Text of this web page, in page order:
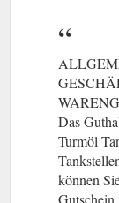
Das
Turmöl
können
Gutschein